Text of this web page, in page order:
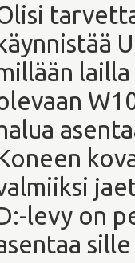
käynnistää
halua
levy on